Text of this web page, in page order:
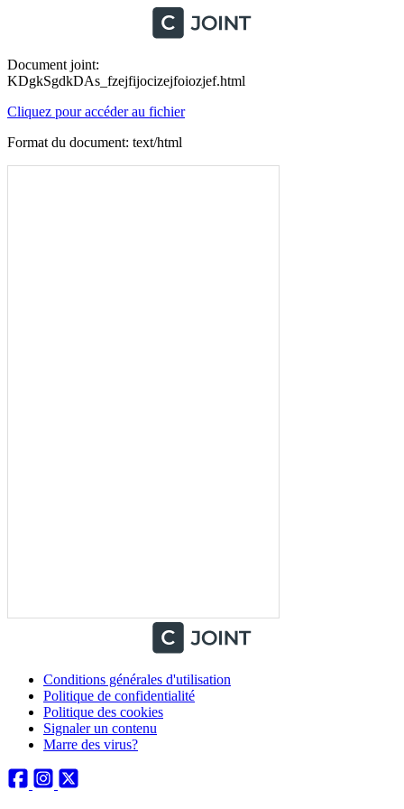
Document joint:
KDgkSgdkDAs_fzejfijocizejfoiozjef.html
Cliquez pour accéder au fichier
Format du document: text/html
Conditions générales d'utilisation
Politique de confidentialité
Politique des cookies
Signaler un contenu
Marre des virus?